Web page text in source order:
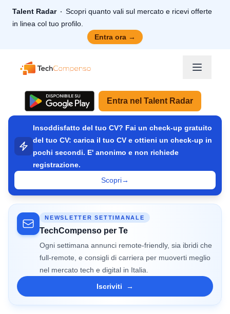
Talent Radar
Scopri quanto vali sul mercato e ricevi offerte
in linea col tuo profilo.
Entra ora →
TechCompenso
Entra nel Talent Radar
Insoddisfatto del tuo CV? Fai un check-up gratuito
del tuo CV: carica il tuo CV e ottieni un check-up in
pochi secondi. E' anonimo e non richiede
registrazione.
Scopri→
NEWSLETTER SETTIMANALE
TechCompenso per Te
Ogni settimana annunci remote-friendly, sia ibridi che
full-remote, e consigli di carriera per muoverti meglio
nel mercato tech e digital in Italia.
Iscriviti
→